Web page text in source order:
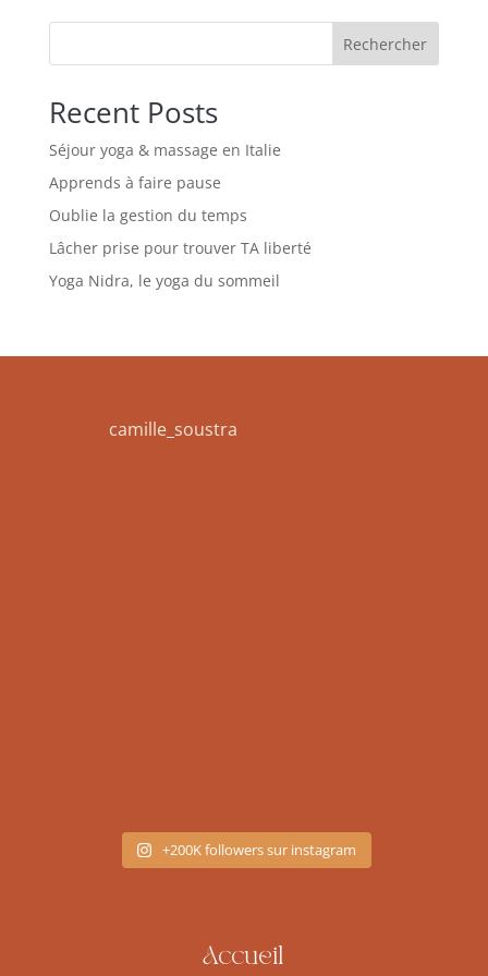
Rechercher
Recent Posts
Séjour yoga & massage en Italie
Apprends à faire pause
Oublie la gestion du temps
Lâcher prise pour trouver TA liberté
Yoga Nidra, le yoga du sommeil
camille_soustra
+200K followers sur instagram
Accueil